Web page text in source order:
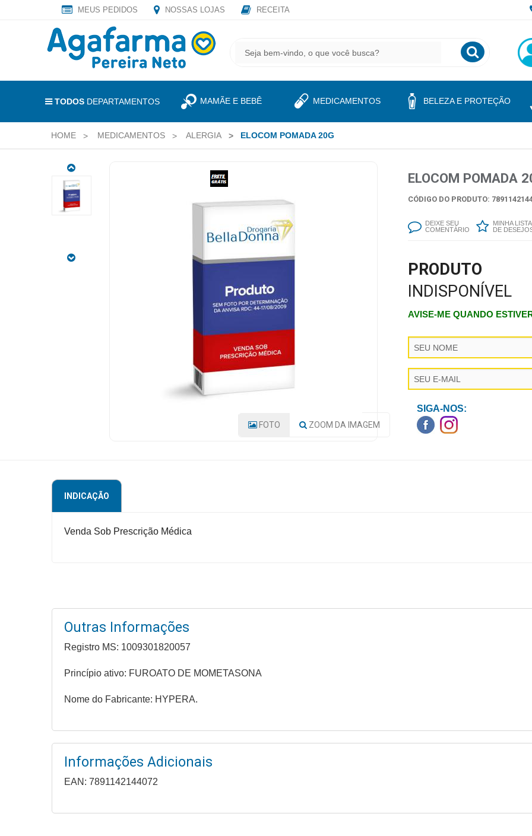
LOGIN
DEPARTAMENTOS
PROMOÇÕES
MEUS PEDIDOS NOSSAS LOJAS RECEITA
TODOS DEPARTAMENTOS MAMÃE E BEBÊ MEDICAMENTOS BELEZA E PROTEÇÃO
HOME MEDICAMENTOS ALERGIA ELOCOM POMADA 20G
ELOCOM
POMADA
20G
PRODUTO:
7891142144072
FOTO ZOOM DA IMAGEM
ELOCOM POMADA
CÓDIGO DO PRODUTO:
DEIXE SEU
COMENTÁRIO
MINHA LISTA
DE
PRODUTO
INDISPONÍVEL
AVISE-ME QUANDO
SIGA-NOS:
INDICAÇÃO
Venda Sob Prescrição Médica
Outras Informações
Registro MS: 1009301820057
Princípio ativo: FUROATO DE MOMETASONA
Nome do Fabricante: HYPERA.
Informações Adicionais
EAN: 7891142144072
CADASTRE
SEU
MAIL
E
AS
EXCLUSIVAS.